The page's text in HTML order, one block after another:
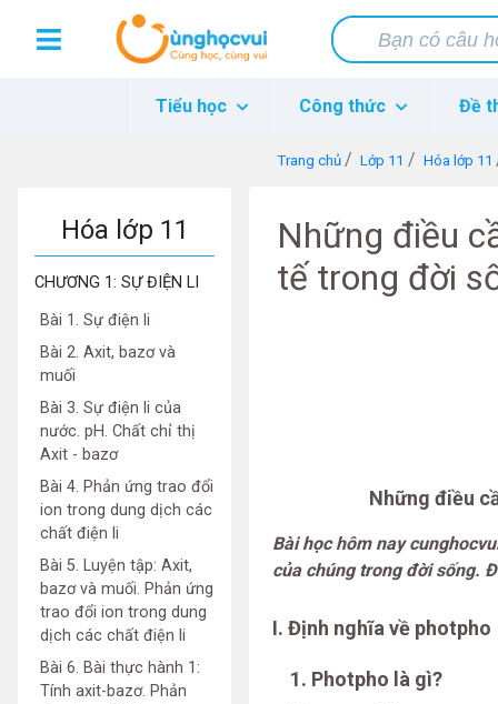
Tiểu học Công thức Đề
Trang chủ Lớp 11 Hóa lớp 11
Hóa lớp 11
CHƯƠNG 1: SỰ ĐIỆN LI
Bài 1. Sự điện li
Bài 2. Axit, bazơ và
muối
Bài 3. Sự điện li của
nước. pH. Chất chỉ thị
Axit - bazơ
Bài 4. Phản ứng trao đổi
ion trong dung dịch các
chất điện li
Bài 5. Luyện tập: Axit,
bazơ và muối. Phản ứng
trao đổi ion trong dung
dịch các chất điện li
Bài 6. Bài thực hành 1:
Tính axit-bazơ. Phản
Những điều
tế trong đời
Những điều
Bài học hôm nay
của chúng trong đời sống.
I. Định nghĩa về photpho
1. Photpho là gì?